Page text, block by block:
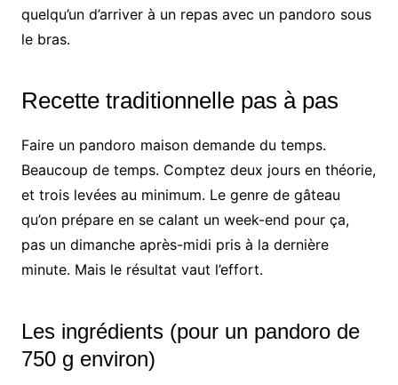
quelqu’un d’arriver à un repas avec un pandoro sous
le bras.
Recette traditionnelle pas à pas
Faire un pandoro maison demande du temps.
Beaucoup de temps. Comptez deux jours en théorie,
et trois levées au minimum. Le genre de gâteau
qu’on prépare en se calant un week-end pour ça,
pas un dimanche après-midi pris à la dernière
minute. Mais le résultat vaut l’effort.
Les ingrédients (pour un pandoro de
750 g environ)